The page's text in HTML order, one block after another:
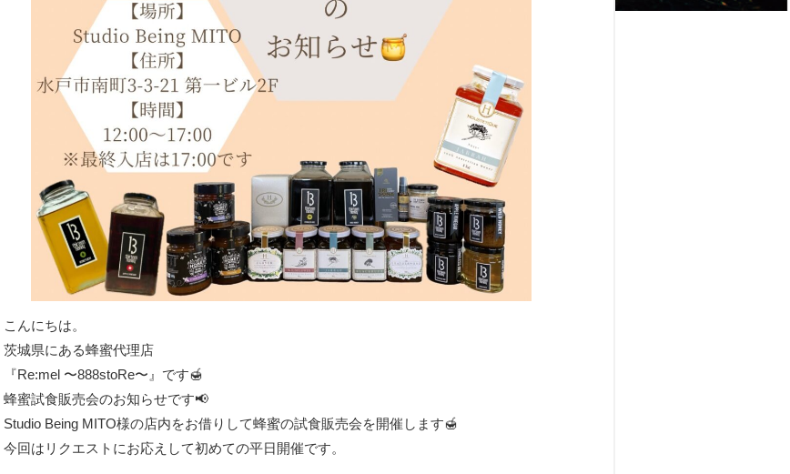
こんにちは。
茨城県にある蜂蜜代理店
『Re:mel 〜888stoRe〜』です🍯
蜂蜜試食販売会のお知らせです📢
Studio Being MITO様の店内をお借りして蜂蜜の試食販売会を開催します🍯
今回はリクエストにお応えして初めての平日開催です。